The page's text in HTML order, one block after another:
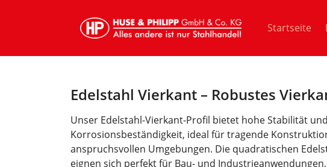
Startseite
Edelstahl Vierkant – Robustes
Unser Edelstahl-Vierkant-Profil bietet hohe Stabilität und
Korrosionsbeständigkeit, ideal für tragende
anspruchsvollen Umgebungen. Die quadratischen
eignen sich perfekt für Bau- und